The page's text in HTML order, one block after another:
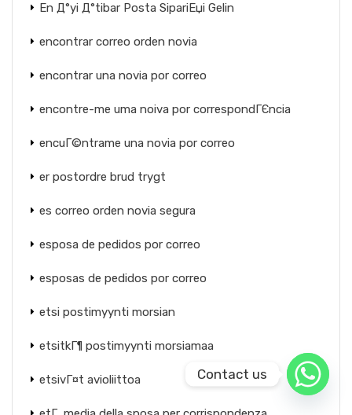
En Д°yi Д°tibar Posta SipariЕџi Gelin
encontrar correo orden novia
encontrar una novia por correo
encontre-me uma noiva por correspondГЄncia
encuГ©ntrame una novia por correo
er postordre brud trygt
es correo orden novia segura
esposa de pedidos por correo
esposas de pedidos por correo
etsi postimyynti morsian
etsitkГ¶ postimyynti morsiamaa
etsivГ¤t avioliittoa Contact us